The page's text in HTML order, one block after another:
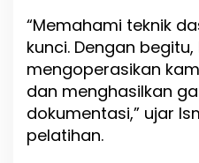
“Memahami teknik
kunci. Dengan
mengoperasikan
dan menghasilkan
dokumentasi,” ujar
pelatihan.